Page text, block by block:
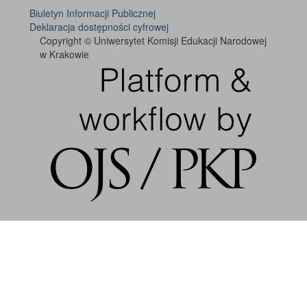
Biuletyn Informacji Publicznej
Deklaracja dostępności cyfrowej
Copyright © Uniwersytet Komisji Edukacji Narodowej
w Krakowie